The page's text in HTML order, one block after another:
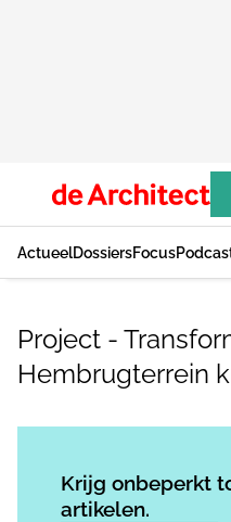
ActueelDossiersFocus
Project -
Hembrugterrein
Krijg onbeperkt
artikelen.